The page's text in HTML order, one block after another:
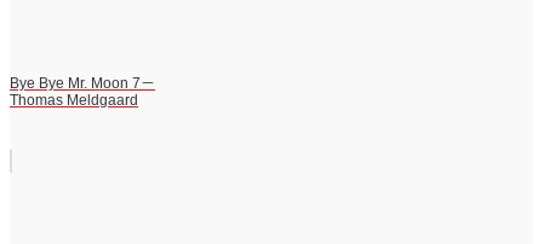
Bye Bye Mr. Moon 7－
Thomas Meldgaard